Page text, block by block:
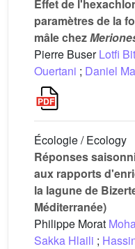
Effet de
paramètres de la
mâle chez
Pierre BuserLotfi
Ouertani ; Daniel
Écologie / Ecology
Réponses
aux rapports
la lagune de
Méditerranée)
Philippe Morat
Sakka Hlaili ;